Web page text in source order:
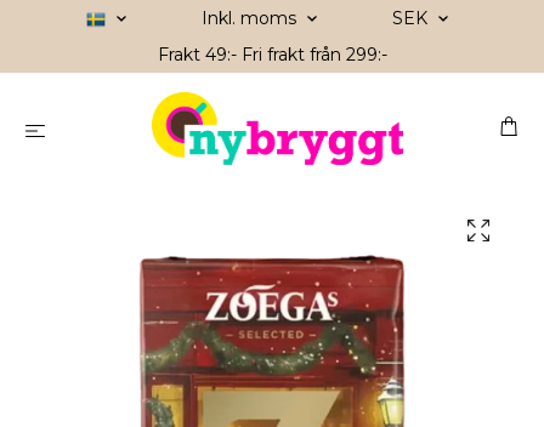
Inkl. moms
SEK
Frakt 49:- Fri frakt från 299:-